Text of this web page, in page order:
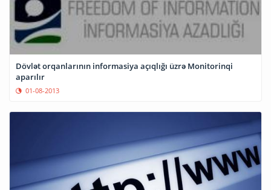
Dövlət orqanlarının informasiya açıqlığı üzrə Monitorinqi
aparılır
01-08-2013